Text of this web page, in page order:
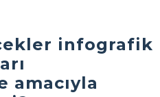
infografik
amacıyla